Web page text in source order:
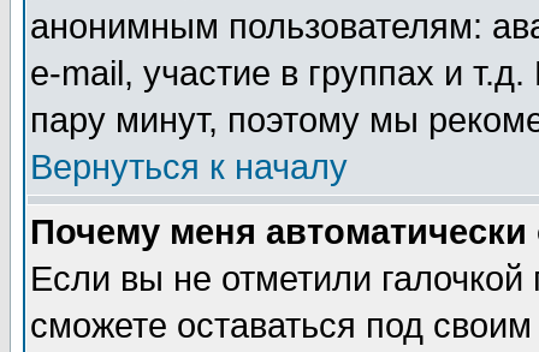
анонимным пользователям:
e-mail, участие в группах и
пару минут, поэтому мы
Вернуться к началу
Почему меня автоматически
Если вы не отметили галочкой
сможете оставаться под